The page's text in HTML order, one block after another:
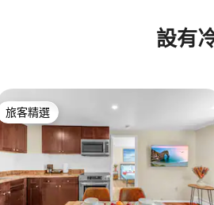
設有
旅客精選
旅客精選